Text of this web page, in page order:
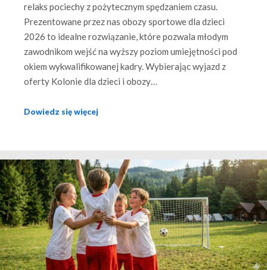
relaks pociechy z pożytecznym spędzaniem czasu.
Prezentowane przez nas obozy sportowe dla dzieci
2026 to idealne rozwiązanie, które pozwala młodym
zawodnikom wejść na wyższy poziom umiejętności pod
okiem wykwalifikowanej kadry. Wybierając wyjazd z
oferty Kolonie dla dzieci i obozy…
Dowiedz się więcej